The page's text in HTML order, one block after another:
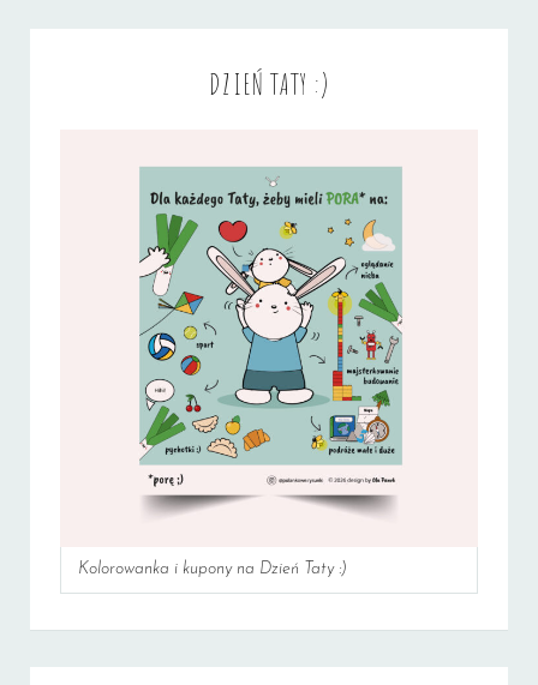
DZIEŃ TATY :)
Kolorowanka i kupony na Dzień Taty :)